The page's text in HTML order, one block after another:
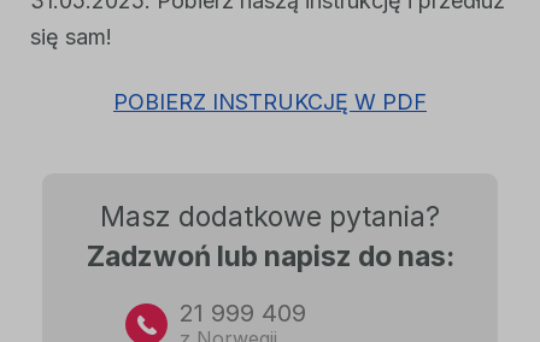
się sam!
POBIERZ INSTRUKCJĘ W PDF
Masz dodatkowe pytania?
Zadzwoń lub napisz do nas:
21 999 409